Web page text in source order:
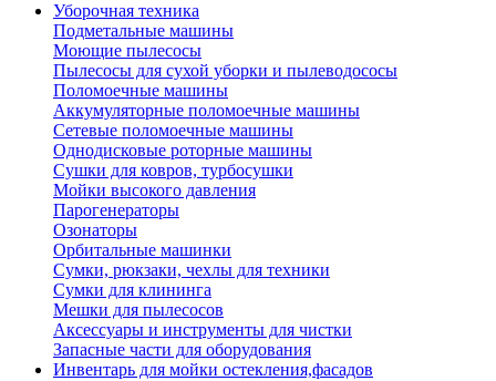
Уборочная техника
Подметальные машины
Моющие пылесосы
Пылесосы для сухой уборки и пылеводососы
Поломоечные машины
Аккумуляторные поломоечные машины
Сетевые поломоечные машины
Однодисковые роторные машины
Сушки для ковров, турбосушки
Мойки высокого давления
Парогенераторы
Озонаторы
Орбитальные машинки
Сумки, рюкзаки, чехлы для техники
Сумки для клининга
Мешки для пылесосов
Аксессуары и инструменты для чистки
Запасные части для оборудования
Инвентарь для мойки остекления,фасадов